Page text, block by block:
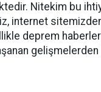
Nitekim bu
internet sitemizden
deprem